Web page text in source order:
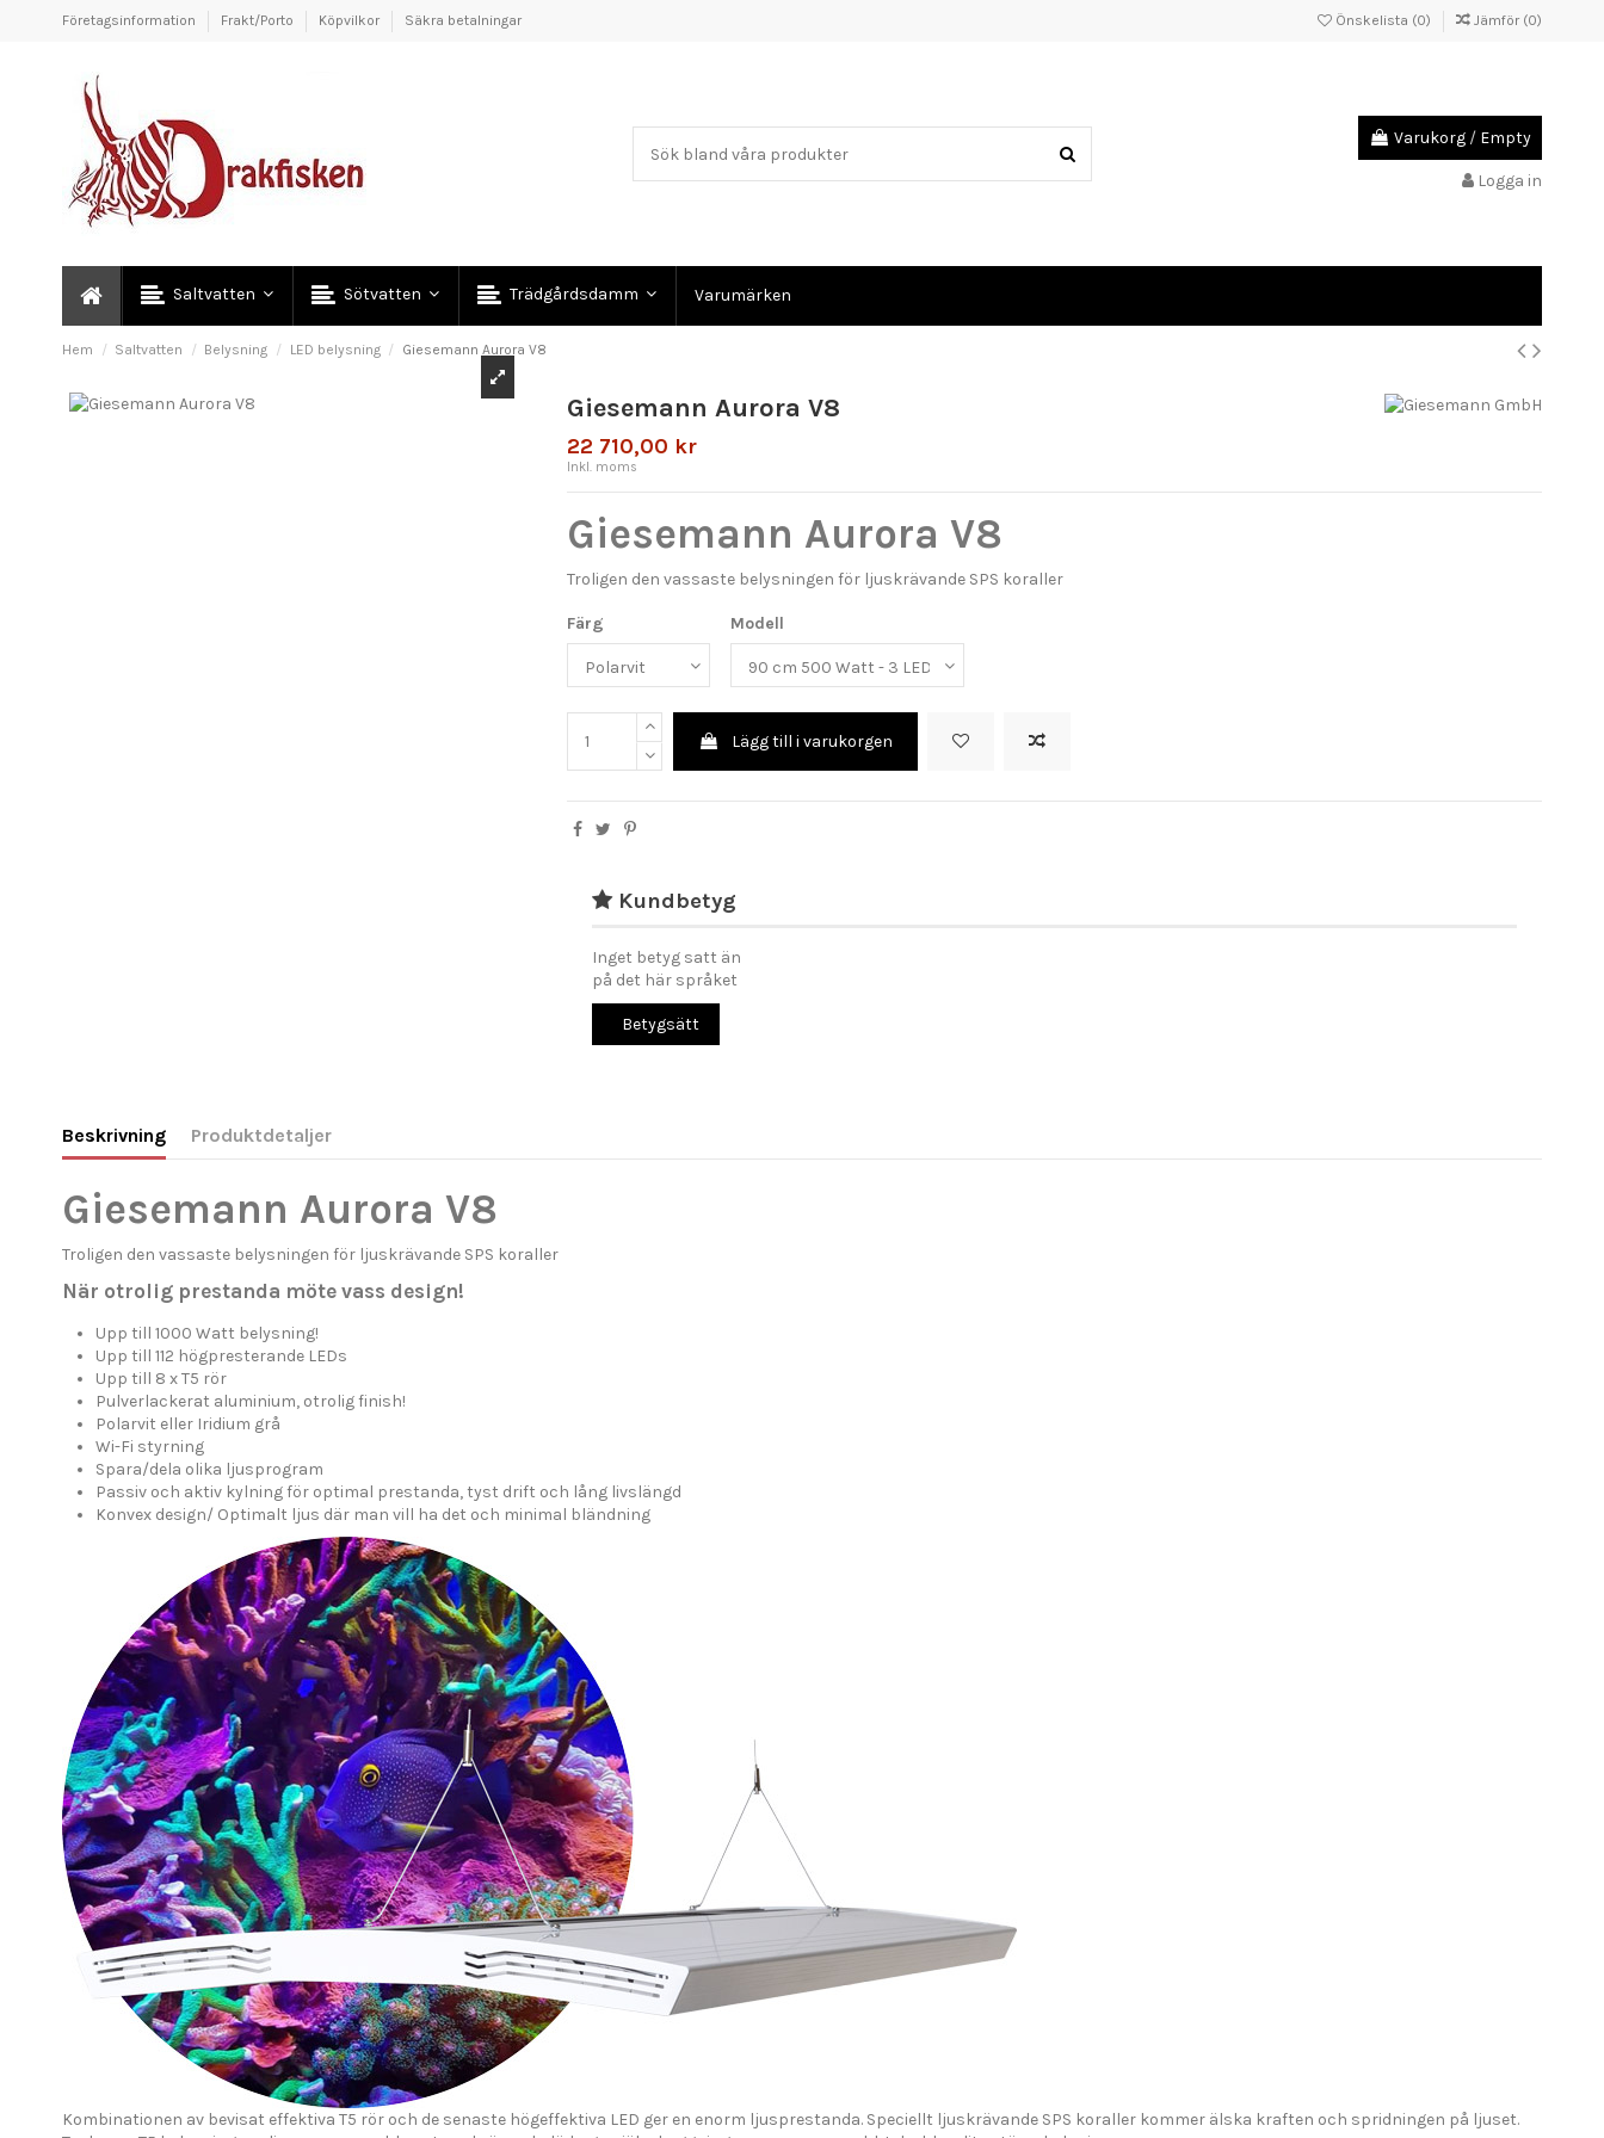
Företagsinformation Frakt/Porto Köpvilkor Säkra betalningar Önskelista (0) Jämför (0)
Varukorg / Empty
Logga in
Saltvatten Sötvatten Trädgårdsdamm Varumärken
Hem Saltvatten Belysning LED belysning Giesemann Aurora V8
Giesemann Aurora V8
22 710,00 kr
Inkl. moms
Giesemann Aurora V8
Troligen den vassaste belysningen för ljuskrävande SPS koraller
Färg Modell
Lägg till i varukorgen
Kundbetyg
Inget betyg satt än
på det här språket
Betygsätt
Beskrivning Produktdetaljer
Giesemann Aurora V8
Troligen den vassaste belysningen för ljuskrävande SPS koraller
När otrolig prestanda möte vass design!
Upp till 1000 Watt belysning!
Upp till 112 högpresterande LEDs
Upp till 8 x T5 rör
Pulverlackerat aluminium, otrolig finish!
Polarvit eller Iridium grå
Wi-Fi styrning
Spara/dela olika ljusprogram
Passiv och aktiv kylning för optimal prestanda, tyst drift och lång livslängd
Konvex design/ Optimalt ljus där man vill ha det och minimal bländning
Kombinationen av bevisat effektiva T5 rör och de senaste högeffektiva LED ger en enorm ljusprestanda. Speciellt ljuskrävande SPS koraller kommer älska kraften och spridningen på ljuset.